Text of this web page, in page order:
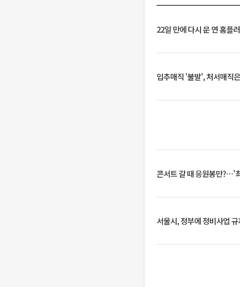
22일 만에 다시 문 연 홈플
입추매직 '불발', 처서매직
콘서트 갈 때 응원봉만?⋯'
서울시, 정부에 정비사업